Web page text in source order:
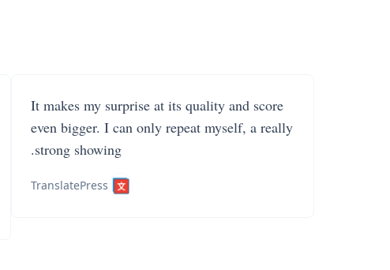
It makes my surprise at its quality and score
even bigger. I can only repeat myself, a really
strong showing.
TranslatePress